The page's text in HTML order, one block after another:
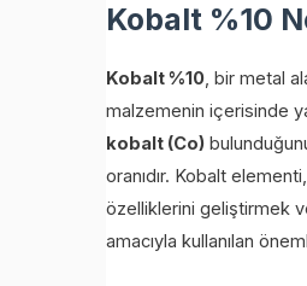
Kobalt %10
Kobalt %10, bir metal
malzemenin içerisinde
kobalt (Co)
oranıdır. Kobalt
özelliklerini geliştirmek
amacıyla kullanılan